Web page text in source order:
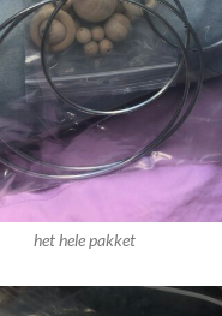
het hele pakket